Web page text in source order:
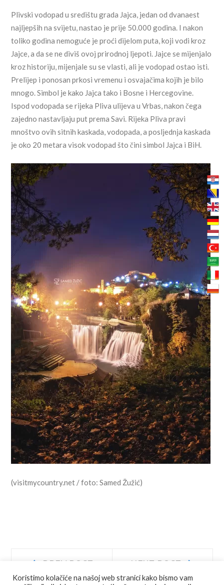
Plivski vodopad u središtu grada Jajca, jedan od dvanaest
najljepših na svijetu, nastao je prije 50.000 godina. I nakon
toliko godina nemoguće je proći dijelom puta, koji vodi kroz
Jajce, a da se ne diviš ovoj prirodnoj ljepoti. Jajce se mijenjalo
kroz historiju, mijenjale su se vlasti, ali je vodopad ostao isti.
Prelijep i ponosan prkosi vremenu i osvajačima kojih je bilo
mnogo. Simbol je kako Jajca tako i Bosne i Hercegovine.
Ispod vodopada se rijeka Pliva ulijeva u Vrbas, nakon čega
zajedno nastavljaju put prema Savi. Rijeka Pliva pravi
mnoštvo ovih sitnih kaskada, vodopada, a posljednja kaskada
je oko 20 metara visok vodopad što čini simbol Jajca i BiH.
(visitmycountry.net / foto: Samed Žužić)
Navigacija
PREV POST NEXT POST
Koristimo kolačiće na našoj web stranici kako bismo vam